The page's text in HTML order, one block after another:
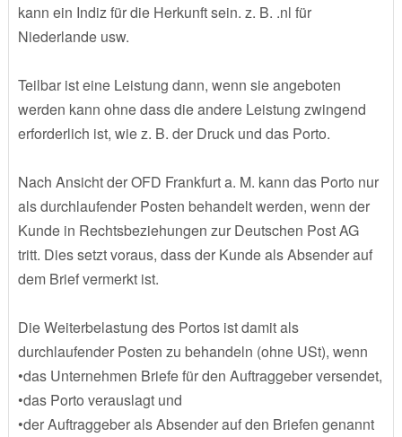
kann ein Indiz für die Herkunft sein. z. B. .nl für
Niederlande usw.
Teilbar ist eine Leistung dann, wenn sie angeboten
werden kann ohne dass die andere Leistung zwingend
erforderlich ist, wie z. B. der Druck und das Porto.
Nach Ansicht der OFD Frankfurt a. M. kann das Porto nur
als durchlaufender Posten behandelt werden, wenn der
Kunde in Rechtsbeziehungen zur Deutschen Post AG
tritt. Dies setzt voraus, dass der Kunde als Absender auf
dem Brief vermerkt ist.
Die Weiterbelastung des Portos ist damit als
durchlaufender Posten zu behandeln (ohne USt), wenn
•das Unternehmen Briefe für den Auftraggeber versendet,
•das Porto verauslagt und
•der Auftraggeber als Absender auf den Briefen genannt